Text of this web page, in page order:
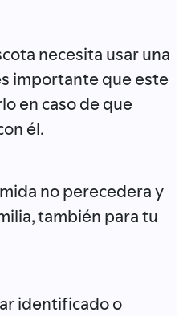
necesita usar una
importante que este
en caso de que
él.
no perecedera y
también para tu
identificado o